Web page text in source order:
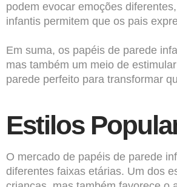
podem evocar emoções
infantis permitem que os pais
Em suma, os papéis de parede
mas também um meio de
parede perfeito para transformar
Estilos
O mercado de papéis de parede
diferentes faixas etárias. Um dos